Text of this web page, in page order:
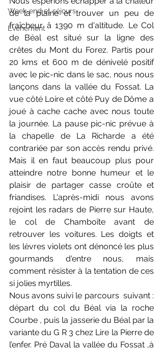
Week-end et séjours
Evènement
de la plaine et trouver un peu de
fraîcheur â 1390 m d'altitude. Le Col
de Béal est situé sur la ligne des
crêtes du Mont du Forez. Partis pour
20 kms et 600 m de dénivelé positif
avec le pic-nic dans le sac, nous nous
lançons dans la vallée du Fossat. La
vue côté Loire et côté Puy de Dôme a
joué à cache cache avec nous toute
la journée. La pause pic-nic prévue à
la chapelle de La Richarde a été
contrariée par son accès rendu privé.
Mais il en faut beaucoup plus pour
atteindre notre bonne humeur et le
plaisir de partager casse croûte et
friandises. L'après-midi nous avons
rejoint les radars de Pierre sur Haute,
le col de Chamboîte avant de
retrouver les voitures. Les doigts et
les lèvres violets ont dénoncé les plus
gourmands d'entre nous, mais
comment résister à la tentation de ces
si jolies myrtilles.
Nous avons suivi le parcours  suivant :
départ du col du Béal via la roche
Courbe , puis la jasserie du Béal par la
variante du G R 3 chez Lire la Pierre de
l’enfer. Pré Daval la vallée du Fossat ,à